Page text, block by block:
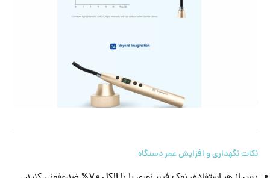
نکات نگهداری و افزایش عمر دستگاه